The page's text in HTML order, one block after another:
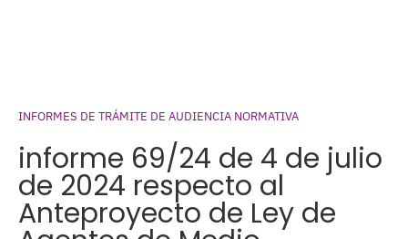
INFORMES DE TRÁMITE DE AUDIENCIA NORMATIVA
informe 69/24 de 4 de julio
de 2024 respecto al
Anteproyecto de Ley de